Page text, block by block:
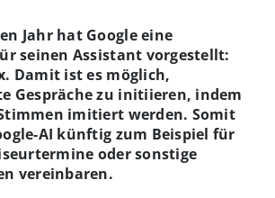
Jahr hat Google eine
seinen Assistant vorgestellt:
Damit ist es möglich,
Gespräche zu initiieren, indem
imitiert werden. Somit
AI künftig zum Beispiel für
oder sonstige
vereinbaren.